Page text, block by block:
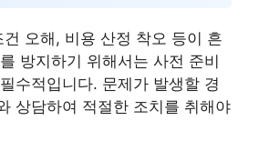
오해, 비용 산정 착오 등이 흔
방지하기 위해서는 사전 준비
수적입니다. 문제가 발생할 경
상담하여 적절한 조치를 취해야